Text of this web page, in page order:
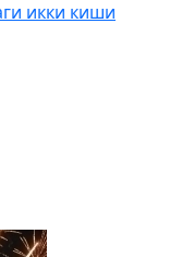
икки киши